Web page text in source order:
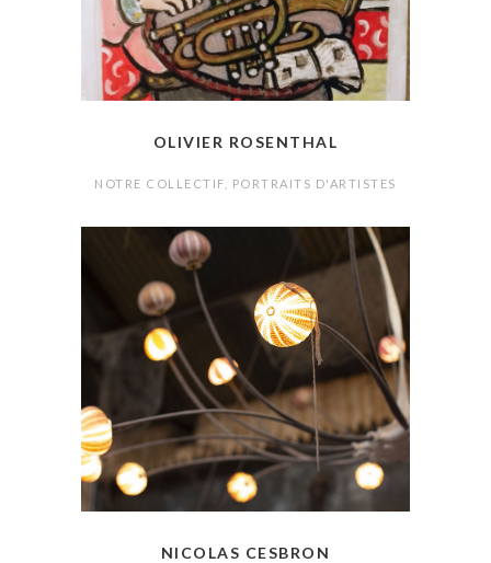
OLIVIER ROSENTHAL
NOTRE COLLECTIF PORTRAITS D'ARTISTES
NICOLAS CESBRON